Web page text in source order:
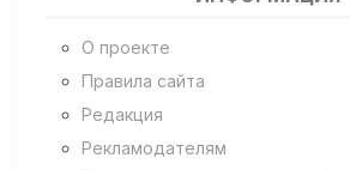
О проекте
Правила сайта
Редакция
Рекламодателям